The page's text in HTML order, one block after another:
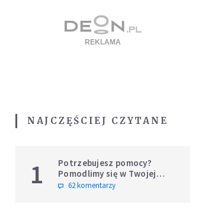
NAJCZĘŚCIEJ CZYTANE
1
Potrzebujesz pomocy?
Pomodlimy się w Twojej
intencji
62 komentarzy